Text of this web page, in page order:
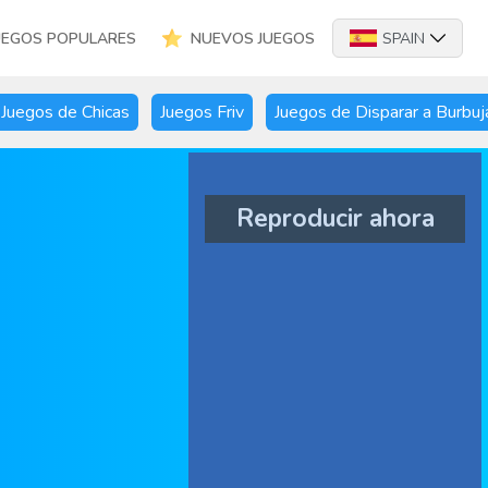
POPULARES NUEVOS JUEGOS SPAIN
Juegos de Chicas Juegos Friv Juegos de Disparar a
Reproducir ahora